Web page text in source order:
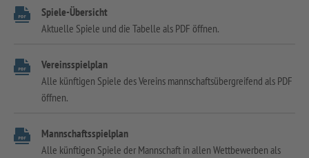
Spiele-Übersicht
Aktuelle Spiele und die Tabelle als PDF öffnen.
Vereinsspielplan
Alle künftigen Spiele des Vereins mannschaftsübergreifend als PDF
öffnen.
Mannschaftsspielplan
Alle künftigen Spiele der Mannschaft in allen Wettbewerben als